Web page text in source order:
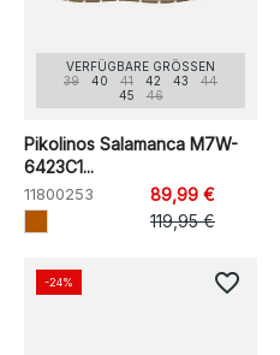
VERFÜGBARE GRÖSSEN
39
40 41 42 43
44
45
46
Pikolinos Salamanca M7W-
6423C1...
11800253
89,99 €
119,95 €
-24% favorite_border